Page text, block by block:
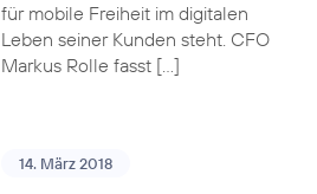
für mobile Freiheit im digitalen
Leben seiner Kunden steht. CFO
Markus Rolle fasst […]
14. März 2018